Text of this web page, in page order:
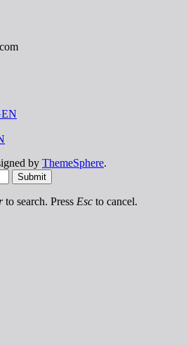
by ThemeSphere.
Submit
to search. Press Esc to cancel.